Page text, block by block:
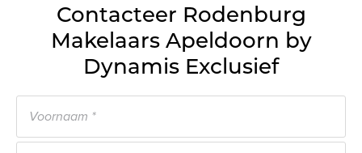
Contacteer Rodenburg
Makelaars Apeldoorn by
Dynamis Exclusief